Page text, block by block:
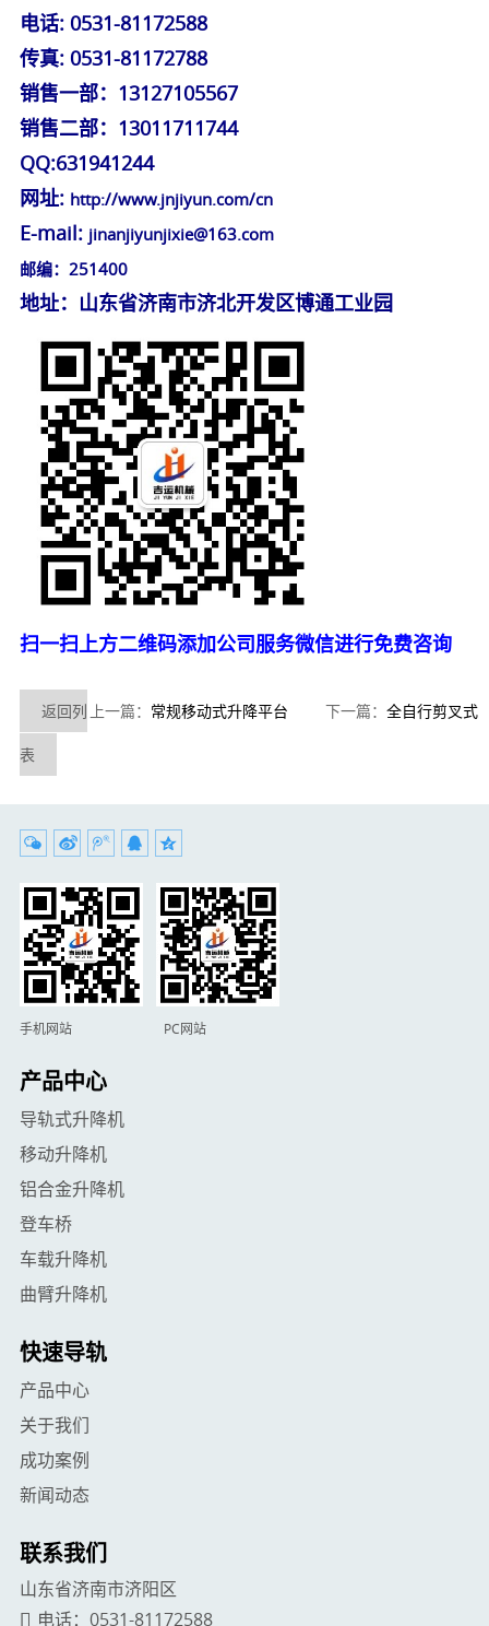
电话: 0531-81172588
传真: 0531-81172788
销售一部：13127105567
销售二部：13011711744
QQ:631941244
网址: http://www.jnjiyun.com/cn
E-mail: jinanjiyunjixie@163.com
邮编：251400
地址：山东省济南市济北开发区博通工业园
扫一扫上方二维码添加公司服务微信进行免费咨询
返回列
表
上一篇： 常规移动式升降平台 下一篇：全自行剪叉式
手机网站 PC网站
产品中心
导轨式升降机
移动升降机
铝合金升降机
登车桥
车载升降机
曲臂升降机
快速导轨
产品中心
关于我们
成功案例
新闻动态
联系我们
山东省济南市济阳区
 电话：0531-81172588